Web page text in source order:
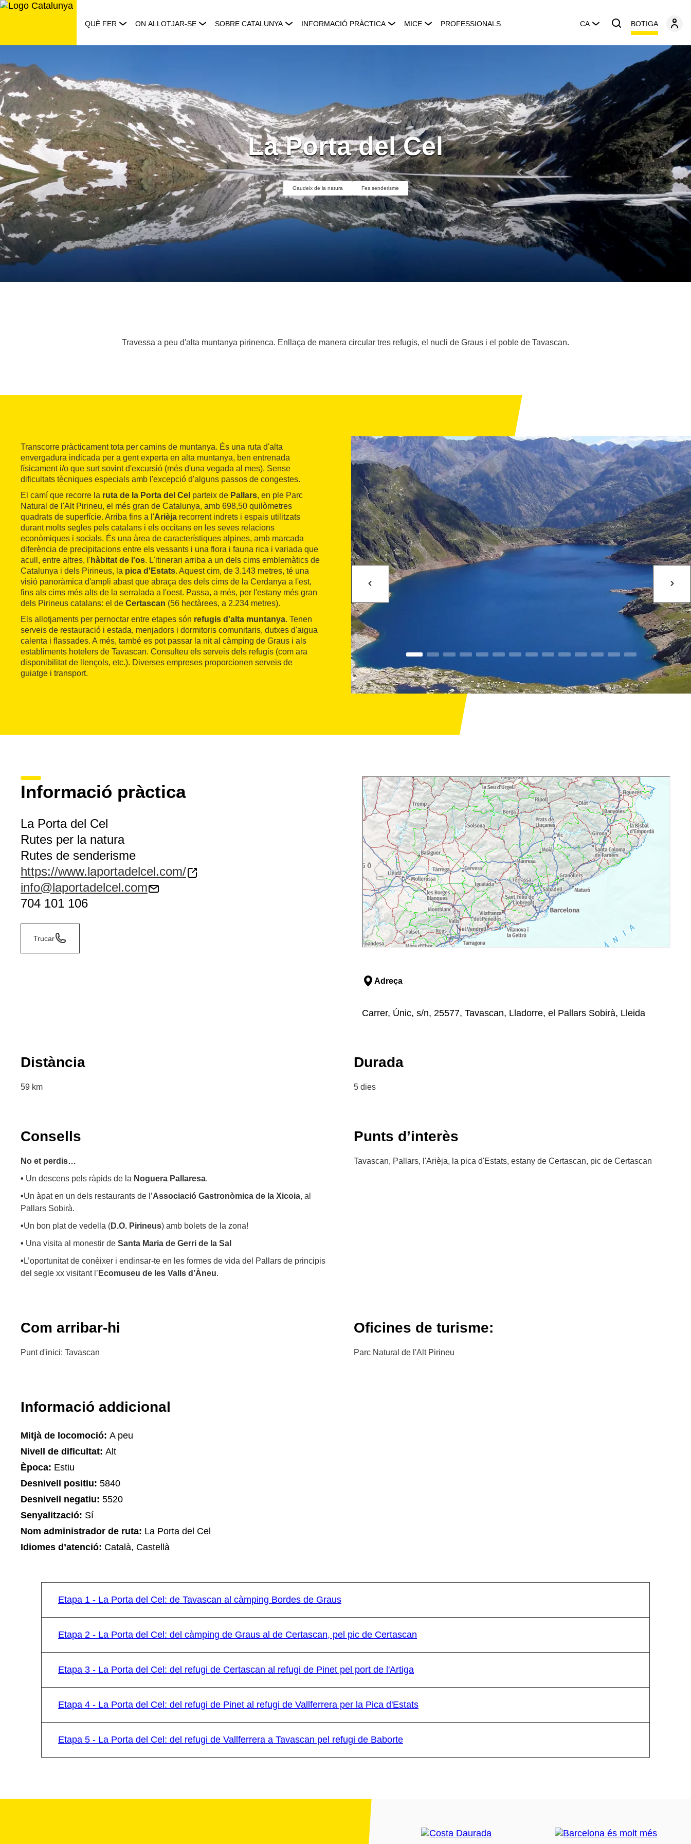
Saltar
QUÈ FER ON ALLOTJAR-SE SOBRE CATALUNYA INFORMACIÓ PRÀCTICA MICE PROFESSIONALS CA BOTIGA
La Porta del Cel
Gaudeix de la natura Fes senderisme
Travessa a peu d'alta muntanya pirinenca. Enllaça de manera circular tres refugis, el nucli de Graus i el poble de Tavascan.
Transcorre pràcticament tota per camins de muntanya. És una ruta d'alta
envergadura indicada per a gent experta en alta muntanya, ben entrenada
físicament i/o que surt sovint d'excursió (més d'una vegada al mes). Sense
dificultats tècniques especials amb l'excepció d'alguns passos de congestes.
El camí que recorre la ruta de la Porta del Cel parteix de Pallars, en ple Parc
Natural de l'Alt Pirineu, el més gran de Catalunya, amb 698,50 quilòmetres
quadrats de superfície. Arriba fins a l'Arièja recorrent indrets i espais utilitzats
durant molts segles pels catalans i els occitans en les seves relacions
econòmiques i socials. És una àrea de característiques alpines, amb marcada
diferència de precipitacions entre els vessants i una flora i fauna rica i variada que
acull, entre altres, l'hàbitat de l'os. L'itinerari arriba a un dels cims emblemàtics de
Catalunya i dels Pirineus, la pica d'Estats. Aquest cim, de 3.143 metres, té una
visió panoràmica d'ampli abast que abraça des dels cims de la Cerdanya a l'est,
fins als cims més alts de la serralada a l'oest. Passa, a més, per l'estany més gran
dels Pirineus catalans: el de Certascan (56 hectàrees, a 2.234 metres).
Els allotjaments per pernoctar entre etapes són refugis d'alta muntanya. Tenen
serveis de restauració i estada, menjadors i dormitoris comunitaris, dutxes d'aigua
calenta i flassades. A més, també es pot passar la nit al càmping de Graus i als
establiments hotelers de Tavascan. Consulteu els serveis dels refugis (com ara
disponibilitat de llençols, etc.). Diverses empreses proporcionen serveis de
guiatge i transport.
Informació pràctica
La Porta del Cel
Rutes per la natura
Rutes de senderisme
https://www.laportadelcel.com/
info@laportadelcel.com
704 101 106
Trucar
Adreça
Carrer, Únic, s/n, 25577, Tavascan, Lladorre, el Pallars Sobirà, Lleida
Distància
59 km
Durada
5 dies
Consells
No et perdis…
• Un descens pels ràpids de la Noguera Pallaresa.
•Un àpat en un dels restaurants de l’Associació Gastronòmica de la Xicoia, al
Pallars Sobirà.
•Un bon plat de vedella (D.O. Pirineus) amb bolets de la zona!
• Una visita al monestir de Santa Maria de Gerri de la Sal
• L’oportunitat de conèixer i endinsar-te en les formes de vida del Pallars de principis
del segle xx visitant l’ Ecomuseu de les Valls d’Àneu.
Punts d’interès
Tavascan, Pallars, l'Arièja, la pica d'Estats, estany de Certascan, pic de Certascan
Com arribar-hi
Punt d'inici: Tavascan
Oficines de turisme:
Parc Natural de l'Alt Pirineu
Informació addicional
Mitjà de locomoció: A peu
Nivell de dificultat: Alt
Època: Estiu
Desnivell positiu: 5840
Desnivell negatiu: 5520
Senyalització: Sí
Nom administrador de ruta: La Porta del Cel
Idiomes d’atenció: Català, Castellà
Etapa 1 - La Porta del Cel: de Tavascan al càmping Bordes de Graus
Etapa 2 - La Porta del Cel: del càmping de Graus al de Certascan, pel pic de Certascan
Etapa 3 - La Porta del Cel: del refugi de Certascan al refugi de Pinet pel port de l'Artiga
Etapa 4 - La Porta del Cel: del refugi de Pinet al refugi de Vallferrera per la Pica d'Estats
Etapa 5 - La Porta del Cel: del refugi de Vallferrera a Tavascan pel refugi de Baborte